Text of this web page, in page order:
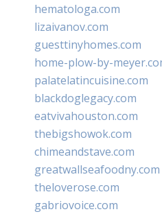
hematologa.com
lizaivanov.com
guesttinyhomes.com
home-plow-by-
palatelatincuisine.com
blackdoglegacy.com
eatvivahouston.com
thebigshowok.com
chimeandstave.com
greatwallseafoodny.com
theloverose.com
gabriovoice.com